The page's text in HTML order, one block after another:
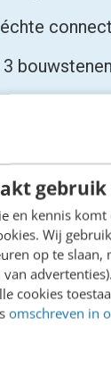
gebruik
en kennis
Wij
op te
cookies
omschreven in
bouwstenen
op?